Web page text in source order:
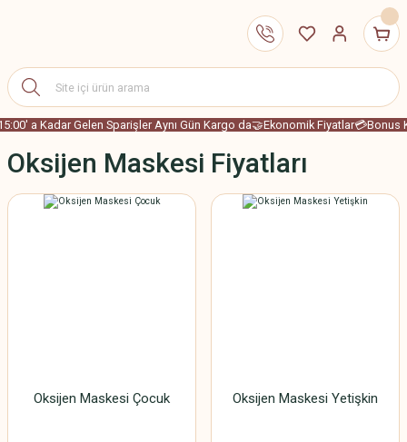
a Kadar Gelen Sparişler Aynı Gün Kargo da🤝Ekonomik Fiyatlar💳Bonus
Oksijen Maskesi Fiyatları
Oksijen Maskesi Çocuk Oksijen Maskesi Yetişkin